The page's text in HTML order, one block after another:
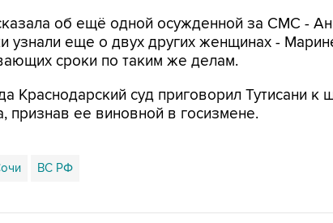
об ещё одной осужденной за СМС -
узнали еще о двух других женщинах -
сроки по таким же делам.
Краснодарский суд приговорил Тутисани к
признав ее виновной в госизмене.
ВС РФ